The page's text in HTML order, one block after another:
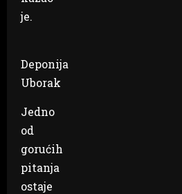
je.
Deponija
Uborak
Jedno
od
gorućih
pitanja
ostaje